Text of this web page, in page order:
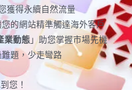
獲得永續自然流量
您的網站精準觸達海外客戶
業動態」助您掌握市場先機
題，少走彎路
您！